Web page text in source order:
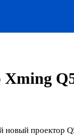
новый проектор